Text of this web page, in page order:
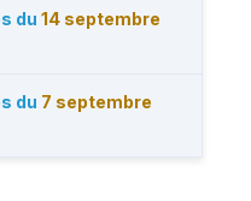
du 14 septembre
du 7 septembre